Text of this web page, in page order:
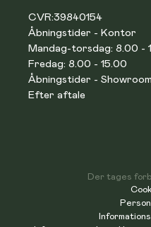
CVR:39840154
Åbningstider - Kontor
Mandag-torsdag: 8.00 -
Fredag: 8.00 - 15.00
Åbningstider -
Efter aftale
Der tages